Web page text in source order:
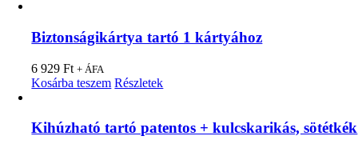
Biztonságikártya tartó 1 kártyához
6 929Ft + ÁFA
Kosárba teszem Részletek
Kihúzható tartó patentos + kulcskarikás, sötétkék